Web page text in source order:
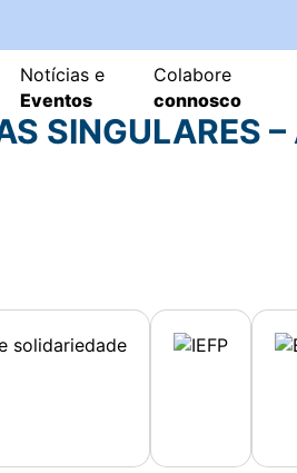
Notícias e
Eventos
Colabore
connosco
SINGULARES